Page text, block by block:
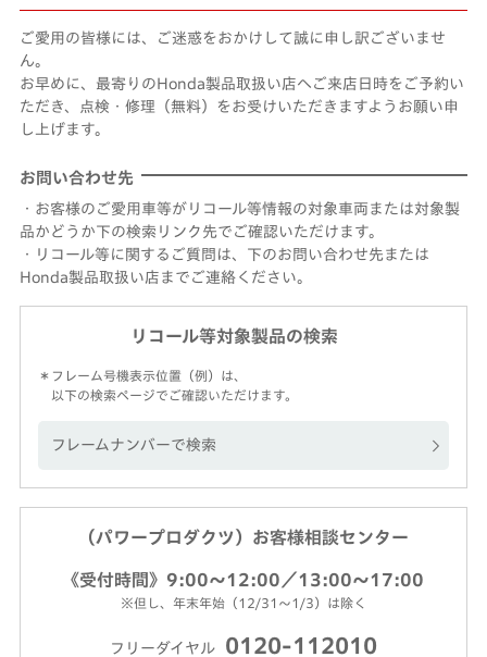
ご愛用の皆様には、ご迷惑をおかけして誠に申し訳ございませ
ん。
お早めに、最寄りのHonda製品取扱い店へご来店日時をご予約い
ただき、点検・修理（無料）をお受けいただきますようお願い申
し上げます。
お問い合わせ先
・お客様のご愛用車等がリコール等情報の対象車両または対象製
品かどうか下の検索リンク先でご確認いただけます。
・リコール等に関するご質問は、下のお問い合わせ先または
Honda製品取扱い店までご連絡ください。
リコール等対象製品の検索
＊フレーム号機表示位置（例）は、
以下の検索ページでご確認いただけます。
フレームナンバーで検索
（パワープロダクツ）お客様相談センター
《受付時間》9:00～12:00／13:00～17:00
※但し、年末年始（12/31～1/3）は除く
フリーダイヤル 0120-112010